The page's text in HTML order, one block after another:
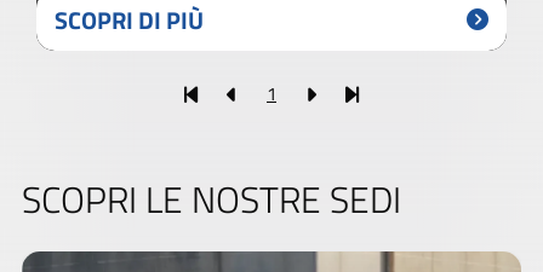
SCOPRI DI PIÙ
1
SCOPRI LE NOSTRE SEDI